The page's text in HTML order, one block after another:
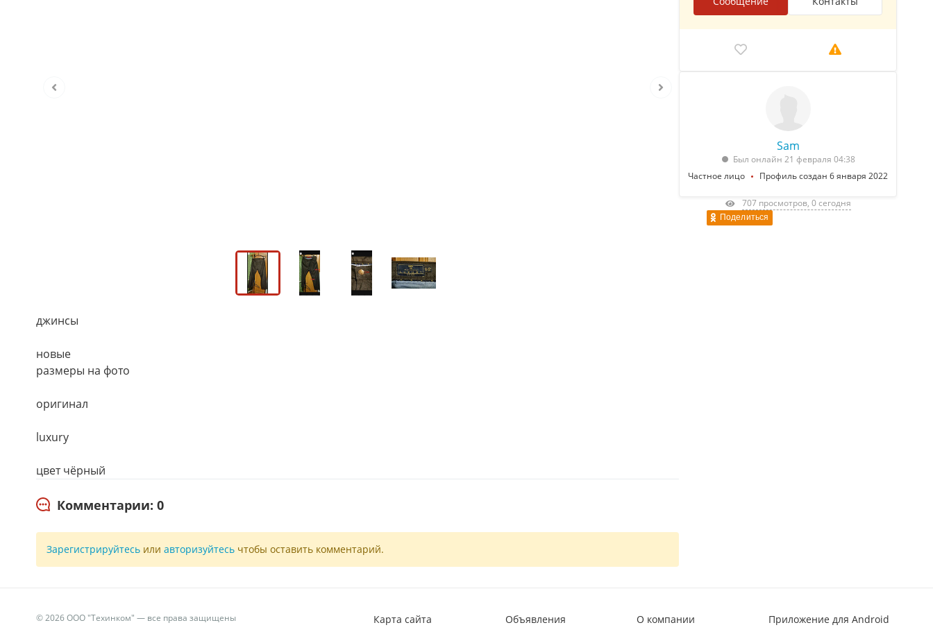
джинсы
новые
размеры на фото
оригинал
luxury
цвет чёрный
Комментарии: 0
Зарегистрируйтесь или авторизуйтесь чтобы оставить комментарий.
Sam
Был онлайн 21 февраля 04:38
Частное лицо
Профиль создан 6 января 2022
707 просмотров, 0 сегодня
Поделиться
© 2026 ООО "Техинком" — все права защищены Карта сайта Объявления О компании Приложение для Android